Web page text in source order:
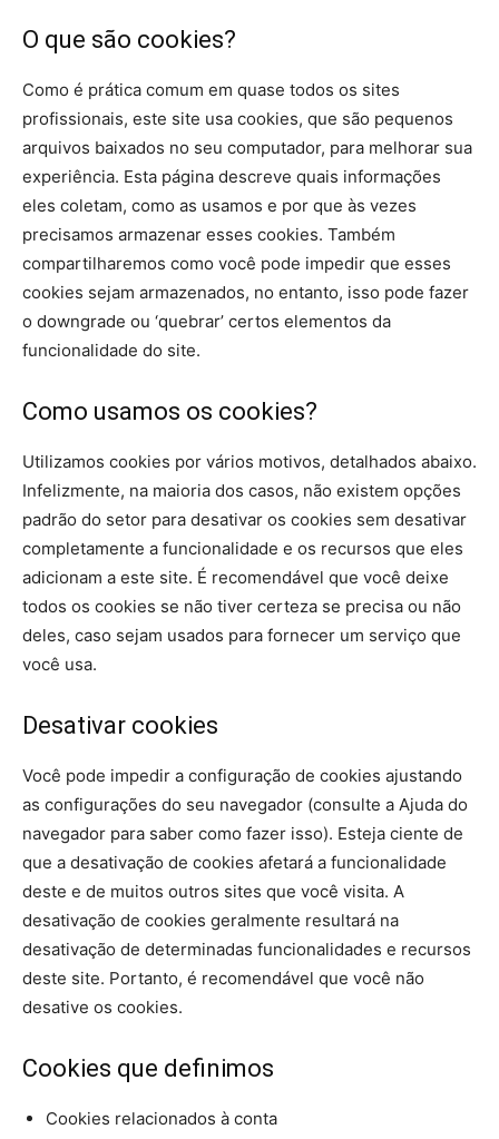
O que são cookies?
Como é prática comum em quase todos os sites
profissionais, este site usa cookies, que são pequenos
arquivos baixados no seu computador, para melhorar sua
experiência. Esta página descreve quais informações
eles coletam, como as usamos e por que às vezes
precisamos armazenar esses cookies. Também
compartilharemos como você pode impedir que esses
cookies sejam armazenados, no entanto, isso pode fazer
o downgrade ou ‘quebrar’ certos elementos da
funcionalidade do site.
Como usamos os cookies?
Utilizamos cookies por vários motivos, detalhados abaixo.
Infelizmente, na maioria dos casos, não existem opções
padrão do setor para desativar os cookies sem desativar
completamente a funcionalidade e os recursos que eles
adicionam a este site. É recomendável que você deixe
todos os cookies se não tiver certeza se precisa ou não
deles, caso sejam usados ​​para fornecer um serviço que
você usa.
Desativar cookies
Você pode impedir a configuração de cookies ajustando
as configurações do seu navegador (consulte a Ajuda do
navegador para saber como fazer isso). Esteja ciente de
que a desativação de cookies afetará a funcionalidade
deste e de muitos outros sites que você visita. A
desativação de cookies geralmente resultará na
desativação de determinadas funcionalidades e recursos
deste site. Portanto, é recomendável que você não
desative os cookies.
Cookies que definimos
Cookies relacionados à conta